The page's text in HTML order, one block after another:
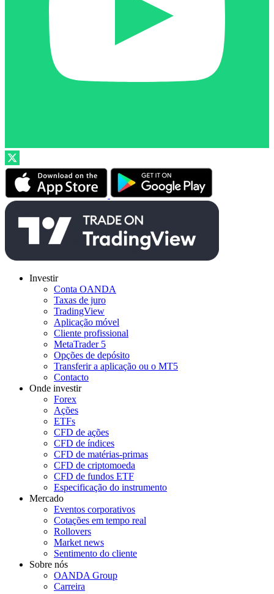
Investir
Conta OANDA
Taxas de juro
TradingView
Aplicação móvel
Cliente profissional
MetaTrader 5
Opções de depósito
Transferir a aplicação ou o MT5
Contacto
Onde investir
Forex
Ações
ETFs
CFD de ações
CFD de índices
CFD de matérias-primas
CFD de criptomoeda
CFD de fundos ETF
Especificação do instrumento
Mercado
Eventos corporativos
Cotações em tempo real
Rollovers
Market news
Sentimento do cliente
Sobre nós
OANDA Group
Carreira